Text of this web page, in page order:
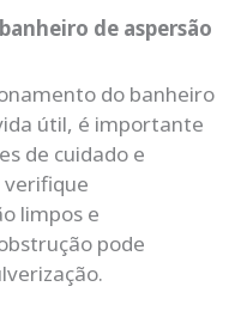
de aspersão
do banheiro
útil, é importante
de cuidado e
limpos e
pode